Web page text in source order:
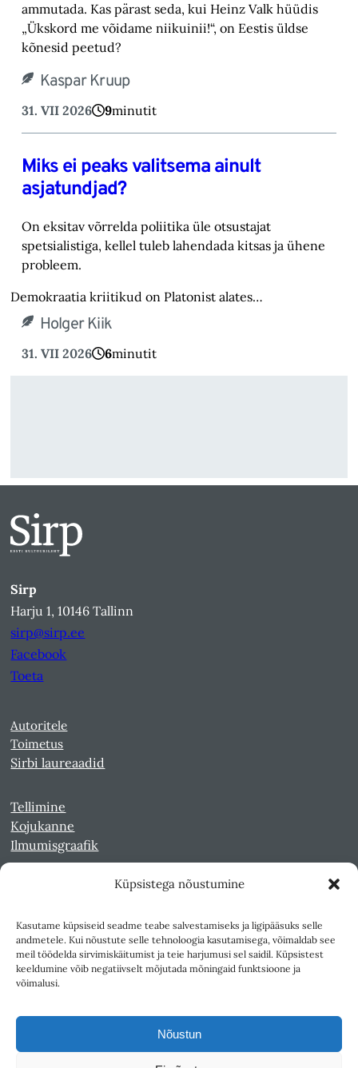
Küpsistega nõustumine
Kasutame küpsiseid seadme teabe salvestamiseks ja ligipääsuks selle
andmetele. Kui nõustute selle tehnoloogia kasutamisega, võimaldab see
meil töödelda sirvimiskäitumist ja teie harjumusi sel saidil. Küpsistest
keeldumine võib negatiivselt mõjutada mõningaid funktsioone ja
võimalusi.
Nõustun
ammutada. Kas pärast seda, kui Heinz Valk hüüdis
„Ükskord me võidame niikuinii!“, on Eestis üldse
kõnesid peetud?
Kaspar Kruup
31. VII 2026 9minutit
Miks ei peaks valitsema ainult
asjatundjad?
On eksitav võrrelda poliitika üle otsustajat
spetsialistiga, kellel tuleb lahendada kitsas ja ühene
probleem.
Demokraatia kriitikud on Platonist alates…
Holger Kiik
31. VII 2026 6minutit
Sirp
Harju 1, 10146 Tallinn
sirp@sirp.ee
Facebook
Toeta
Autoritele
Toimetus
Sirbi laureaadid
Tellimine
Kojukanne
Ilmumisgraafik
Kultuurileht 1994-1997
Reede 1989-1990
Sirp ja Vasar 1940-1989
Teksti- ja andmekaeve